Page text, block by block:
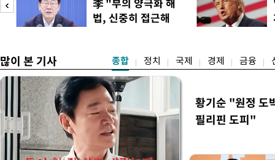
관측(ASOS) 기준 37.9도
했다. 관측 이래 역대 5위
법, 신중히 접근해
많이 본 기사 종합 정치 국제 경제 금융
황기순 "원정 도
필리핀 도피"